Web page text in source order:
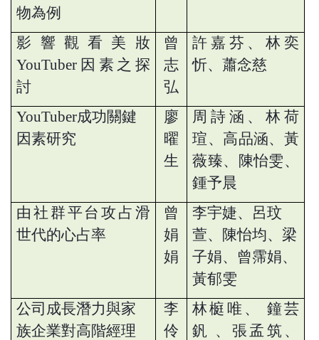
物為例
影響觀看美妝
YouTuber 因素之探
討
曾
志
弘
許嘉芬、林奕
忻、蕭念慈
YouTuber成功關鍵
因素研究
廖
曜
生
周詩涵、林荷
瑄、高品涵、黃
薇臻、陳怡雯、
鍾予晨
由社群平台攻占滑
世代的心占率
曾
娟
娟
李宇婕、呂玟
萱、陳怡均、梁
子娟、曾霈娟、
黃郁雯
公司成長潛力與家
族企業對高階經理
李
伶
林榳唯、
鐘芸
釩
、張孟筑、